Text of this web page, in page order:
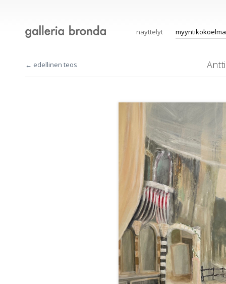
näyttelyt myyntikokoelma
← edellinen teos